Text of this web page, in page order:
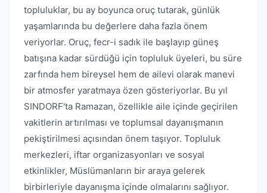
topluluklar, bu ay boyunca oruç tutarak, günlük
yaşamlarında bu değerlere daha fazla önem
veriyorlar. Oruç, fecr-i sadık ile başlayıp güneş
batışına kadar sürdüğü için topluluk üyeleri, bu süre
zarfında hem bireysel hem de ailevi olarak manevi
bir atmosfer yaratmaya özen gösteriyorlar. Bu yıl
SINDORF'ta Ramazan, özellikle aile içinde geçirilen
vakitlerin artırılması ve toplumsal dayanışmanın
pekiştirilmesi açısından önem taşıyor. Topluluk
merkezleri, iftar organizasyonları ve sosyal
etkinlikler, Müslümanların bir araya gelerek
birbirleriyle dayanışma içinde olmalarını sağlıyor.